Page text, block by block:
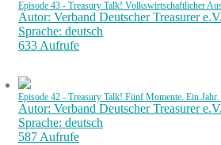
Episode 43 - Treasury Talk! Volkswirtschaftlicher
Autor: Verband Deutscher Treasurer e.V.
Sprache: deutsch
633 Aufrufe
Episode 42 - Treasury Talk! Fünf Momente. Ein Jahr.
Autor: Verband Deutscher Treasurer e.V.
Sprache: deutsch
587 Aufrufe